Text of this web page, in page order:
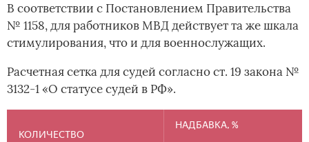
В соответствии с Постановлением Правительства
№ 1158, для работников МВД действует та же шкала
стимулирования, что и для военнослужащих.
Расчетная сетка для судей согласно ст. 19 закона №
3132-1 «О статусе судей в РФ».
КОЛИЧЕСТВО
НАДБАВКА, %